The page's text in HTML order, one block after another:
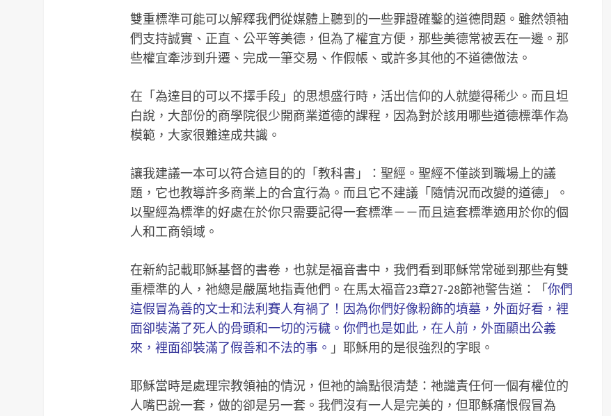
雙重標準可能可以解釋我們從媒體上聽到的一些罪證確鑿的道德問題。雖然領袖
們支持誠實、正直、公平等美德，但為了權宜方便，那些美德常被丟在一邊。那
些權宜牽涉到升遷、完成一筆交易、作假帳、或許多其他的不道德做法。
在「為達目的可以不擇手段」的思想盛行時，活出信仰的人就變得稀少。而且坦
白說，大部份的商學院很少開商業道德的課程，因為對於該用哪些道德標準作為
模範，大家很難達成共識。
讓我建議一本可以符合這目的的「教科書」：聖經。聖經不僅談到職場上的議
題，它也教導許多商業上的合宜行為。而且它不建議「隨情況而改變的道德」。
以聖經為標準的好處在於你只需要記得一套標準－－而且這套標準適用於你的個
人和工商領域。
在新約記載耶穌基督的書卷，也就是福音書中，我們看到耶穌常常碰到那些有雙
重標準的人，祂總是嚴厲地指責他們。在馬太福音23章27-28節祂警告道：「你們
這假冒為善的文士和法利賽人有禍了！因為你們好像粉飾的墳墓，外面好看，裡
面卻裝滿了死人的骨頭和一切的污穢。你們也是如此，在人前，外面顯出公義
來，裡面卻裝滿了假善和不法的事。 」耶穌用的是很強烈的字眼。
耶穌當時是處理宗教領袖的情況，但祂的論點很清楚：祂譴責任何一個有權位的
人嘴巴說一套，做的卻是另一套。我們沒有一人是完美的，但耶穌痛恨假冒為